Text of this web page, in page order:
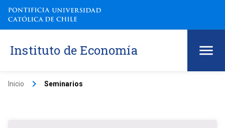
Instituto de Economía
Inicio keyboard_arrow_right Seminarios